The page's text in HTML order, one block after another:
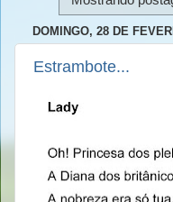
DOMINGO, 28 DE
Estrambote...